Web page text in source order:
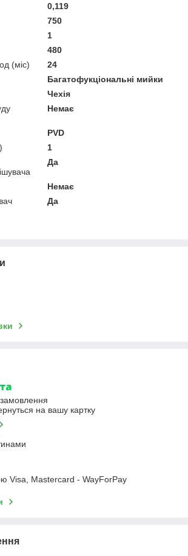
0,119
750
1
480
(міс)
24
Багатофукціональні мийки
Чехія
Немає
PVD
1
Да
Немає
Да
на вашу картку
Visa, Mastercard - WayForPay